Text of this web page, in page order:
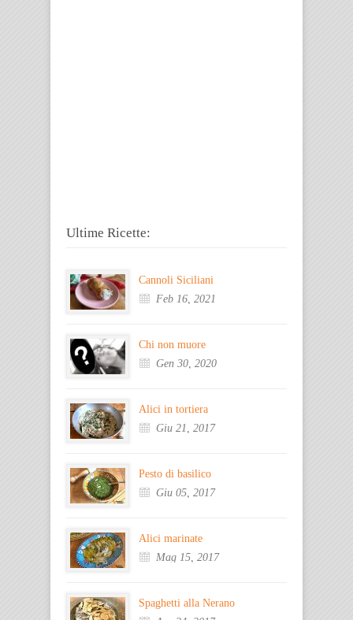
Ultime Ricette:
Cannoli Siciliani
Feb 16, 2021
Chi non muore
Gen 30, 2020
Alici in tortiera
Giu 21, 2017
Pesto di basilico
Giu 05, 2017
Alici marinate
Mag 15, 2017
Spaghetti alla Nerano